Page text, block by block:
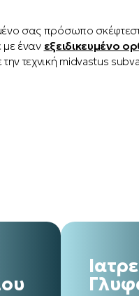
σας πρόσωπο
με έναν εξειδικευμένο
την τεχνική midvastus